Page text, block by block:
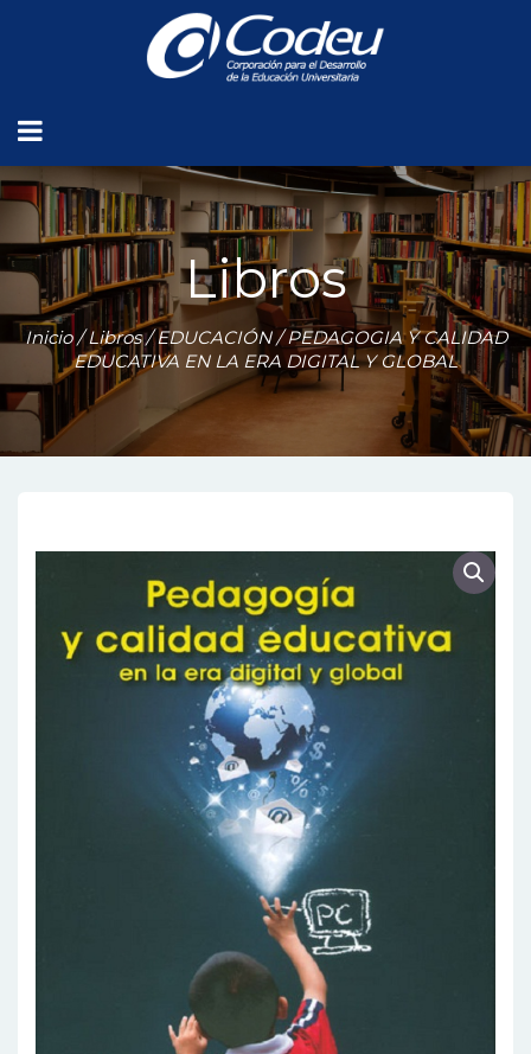
Libros
Inicio/Libros/EDUCACIÓN/ PEDAGOGIA Y CALIDAD
EDUCATIVA EN LA ERA DIGITAL Y GLOBAL